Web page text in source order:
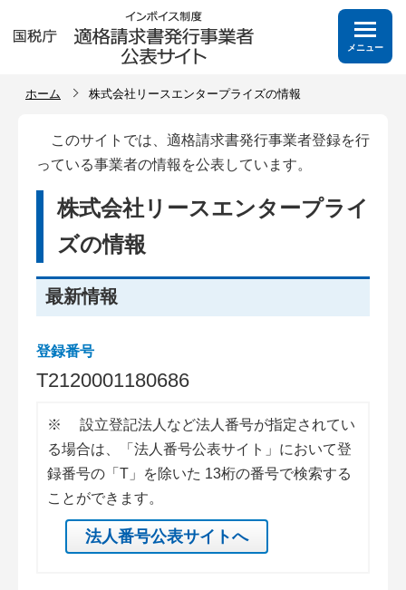
メニュー
ホーム 株式会社リースエンタープライズの情報
このサイトでは、適格請求書発行事業者登録を行
っている事業者の情報を公表しています。
株式会社リースエンタープライ
ズの情報
最新情報
登録番号
T2120001180686
※
設立登記法人など法人番号が指定されてい
る場合は、「法人番号公表サイト」において登
録番号の「T」を除いた 13桁の番号で検索する
ことができます。
法人番号公表サイトへ